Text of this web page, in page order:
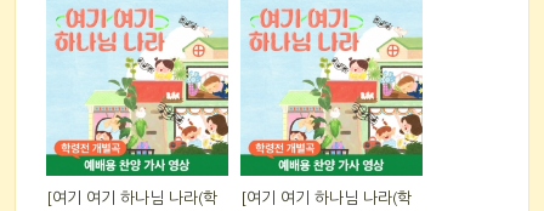
[여기 여기 하나님 나라(학
[여기 여기 하나님 나라(학